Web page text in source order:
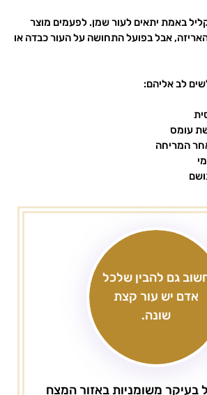
באמת יתאים לעור שמן. לפעמים מוצר
אבל בפועל התחושה על העור כבדה או
לב אליהם:
עומס
המריחה
גם להבין שלכל
אדם יש עור קצת
שונה.
בעיקר משומניות באזור המצח